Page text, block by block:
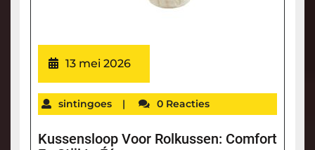
13 mei 2026
sintingoes | 0 Reacties
Kussensloop Voor Rolkussen: Comfort